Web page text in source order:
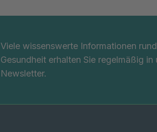
Viele wissenswerte Informationen
Gesundheit erhalten Sie regelmäßig
Newsletter.